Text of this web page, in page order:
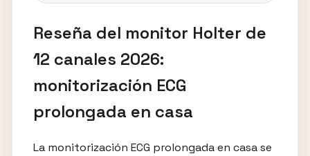
Reseña del monitor Holter de
12 canales 2026:
monitorización ECG
prolongada en casa
La monitorización ECG prolongada en casa se